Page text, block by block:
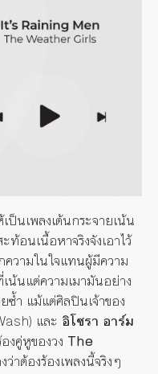
ป็นเพลงเต้นกระจายเน้น
อนเนื้อหาจริงจังเอาไว้
วามในใจแทนผู้มีความ
น้นแต่ความเมามันอย่าง
ซ้ำ แม้แต่ศิลปินเจ้าของ
และ อิโซรา อาร์ม
คู่หูของวง The
ว่าต้องร้องเพลงนี้จริงๆ